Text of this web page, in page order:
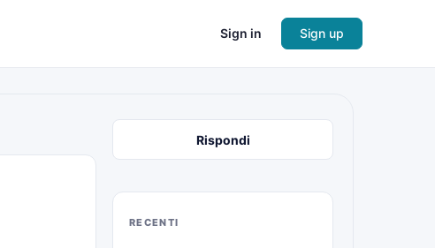
Sign in Sign up
Rispondi
RECENTI